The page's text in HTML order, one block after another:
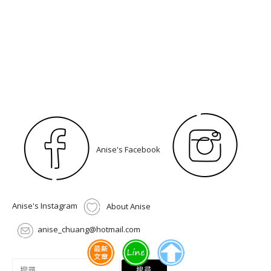
Anise's Facebook
Anise's Instagram About Anise
anise_chuang@hotmail.com